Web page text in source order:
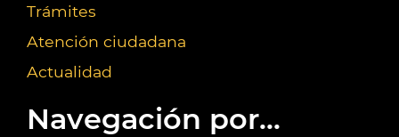
Trámites
Atención ciudadana
Actualidad
Navegación por...